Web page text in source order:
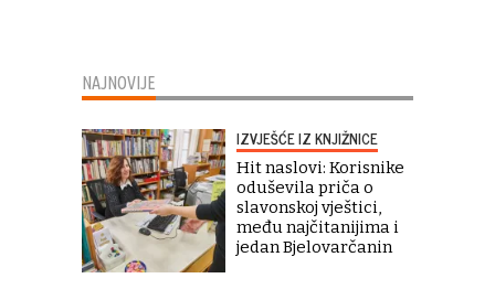
NAJNOVIJE
IZVJEŠĆE IZ KNJIŽNICE
Hit naslovi: Korisnike
oduševila priča o
slavonskoj vještici,
među najčitanijima i
jedan Bjelovarčanin